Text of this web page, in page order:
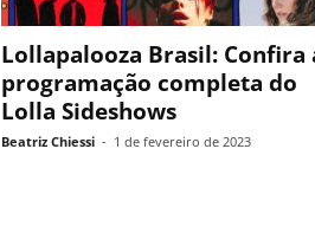
Lollapalooza Brasil: Confira
programação completa do
Lolla Sideshows
Beatriz Chiessi - 1 de fevereiro de 2023